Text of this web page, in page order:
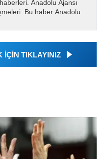
Anadolu Ajansı
Bu haber Anadolu
İÇİN TIKLAYINIZ